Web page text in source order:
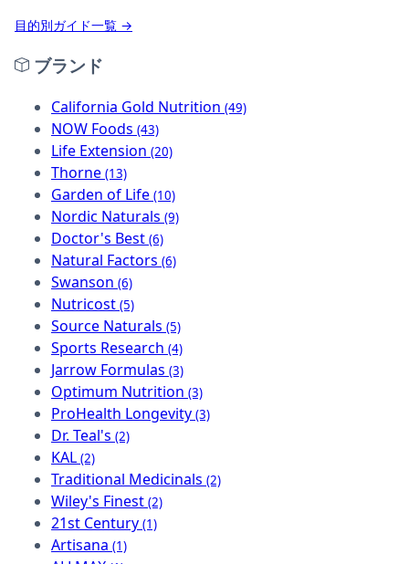
目的別ガイド一覧 →
ブランド
California Gold Nutrition (49)
NOW Foods (43)
Life Extension (20)
Thorne (13)
Garden of Life (10)
Nordic Naturals (9)
Doctor's Best (6)
Natural Factors (6)
Swanson (6)
Nutricost (5)
Source Naturals (5)
Sports Research (4)
Jarrow Formulas (3)
Optimum Nutrition (3)
ProHealth Longevity (3)
Dr. Teal's (2)
KAL (2)
Traditional Medicinals (2)
Wiley's Finest (2)
21st Century (1)
Artisana (1)